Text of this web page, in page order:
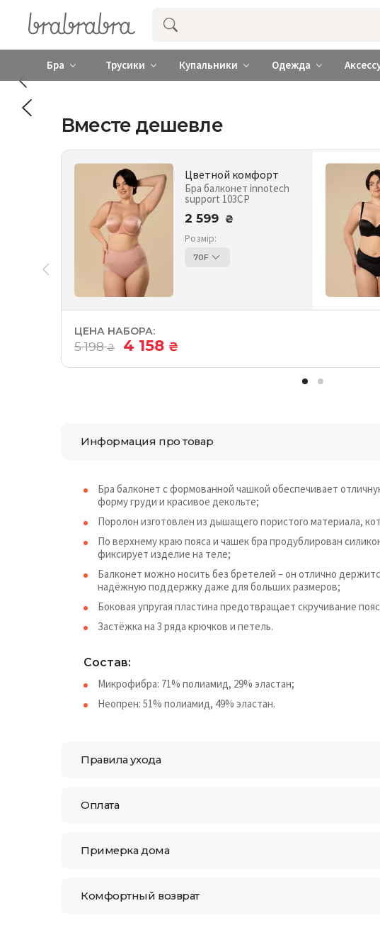
Купить нижнее женское белье ❤️ brabrabra ❤️
Бра Трусики Купальники Одежда
Вместе дешевле
Цветной комфорт
Бра балконет innotech
support 103CP
2 599 ₴
Розмір:
70F
ЦЕНА НАБОРА:
5 198₴ 4 158 ₴
Информация про товар
Бра балконет с формованной чашкой обеспечивает
форму груди и красивое декольте;
Поролон изготовлен из дышащего пористого материала,
По верхнему краю пояса и чашек бра продублирован
фиксирует изделие на теле;
Балконет можно носить без бретелей – он отлично
надёжную поддержку даже для больших размеров;
Боковая упругая пластина предотвращает скручивание
Застёжка на 3 ряда крючков и петель.
Состав:
Микрофибра: 71% полиамид, 29% эластан;
Неопрен: 51% полиамид, 49% эластан.
Правила ухода
Оплата
Примерка дома
Комфортный возврат